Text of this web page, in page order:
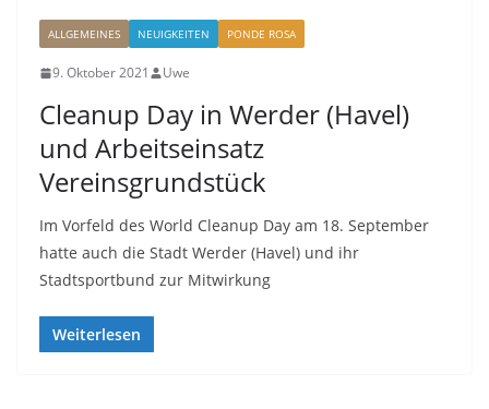
ALLGEMEINES NEUIGKEITEN PONDE ROSA
9. Oktober 2021 Uwe
Cleanup Day in Werder (Havel)
und Arbeitseinsatz
Vereinsgrundstück
Im Vorfeld des World Cleanup Day am 18. September
hatte auch die Stadt Werder (Havel) und ihr
Stadtsportbund zur Mitwirkung
Weiterlesen